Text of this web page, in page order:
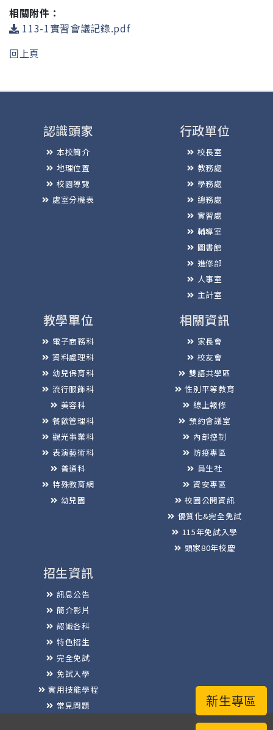
相關附件：
113-1實習會議記錄.pdf
回上頁
新生專區
認識頭家
本校簡介
地理位置
校園導覽
處室分機表
行政單位
校長室
教務處
學務處
總務處
實習處
輔導室
圖書館
進修部
人事室
主計室
教學單位
電子商務科
資料處理科
幼兒保育科
流行服飾科
美容科
餐飲管理科
觀光事業科
表演藝術科
普通科
特殊教育網
幼兒園
相關資訊
家長會
校友會
雙語共學區
性別平等教育
線上報修
預約會議室
內部控制
防疫專區
員生社
資安專區
校園公開資訊
優質化&完全免試
115年免試入學
頭家80年校慶
招生資訊
訊息公告
簡介影片
認識各科
特色招生
完全免試
免試入學
實用技能學程
常見問題